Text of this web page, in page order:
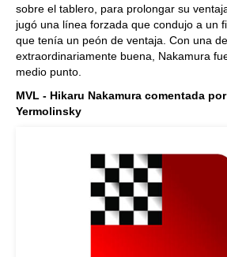
sobre el tablero, para prolongar su
jugó una línea forzada que condujo a un
que tenía un peón de ventaja. Con una
extraordinariamente buena, Nakamura
medio punto.
MVL - Hikaru Nakamura comentada
Yermolinsky